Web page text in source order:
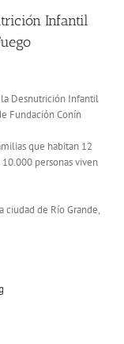
Infantil
Desnutrición Infantil
Fundación Conín
que habitan 12
personas viven
ciudad de Río Grande,